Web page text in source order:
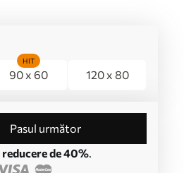
90 x 60
HIT
120 x 80
Pasul următor
reducere de 40%.